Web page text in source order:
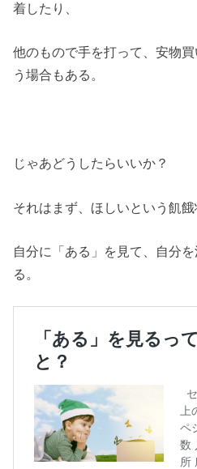
着したり、
他のもので手を打って、安物
う場合もある。
じゃあどうしたらいいか？
それはまず、ほしいという飢餓
自分に「ある」を見て、自分
る。